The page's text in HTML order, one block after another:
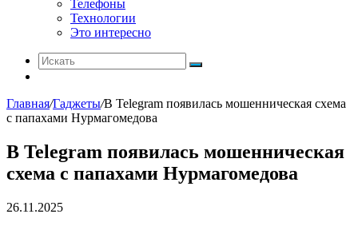
Телефоны
Технологии
Это интересно
Искать
Главная/Гаджеты/В Telegram появилась мошенническая схема
с папахами Нурмагомедова
В Telegram появилась мошенническая
схема с папахами Нурмагомедова
26.11.2025